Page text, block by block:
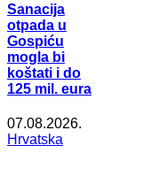
Sanacija
otpada u
Gospiću
mogla bi
koštati i do
125 mil. eura
07.08.2026.
Hrvatska